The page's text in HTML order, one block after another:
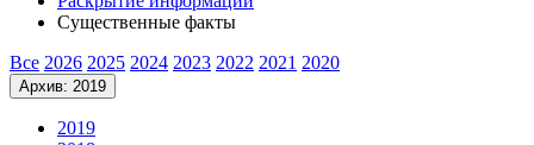
Существенные факты
Все 2026 2025 2024 2023 2022 2021 2020
Архив: 2019
2019